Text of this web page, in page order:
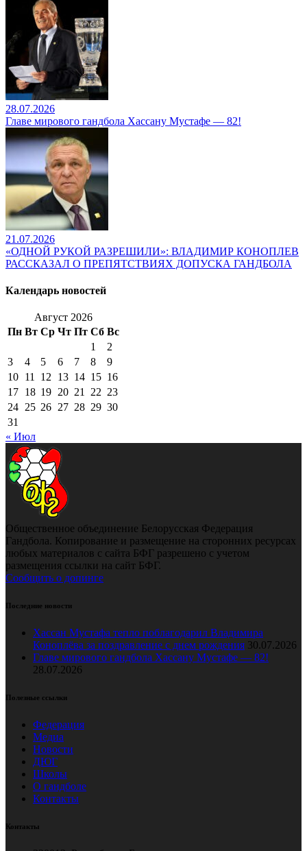
28.07.2026
Главе мирового гандбола Хассану Мустафе — 82!
21.07.2026
«ОДНОЙ РУКОЙ РАЗРЕШИЛИ»: ВЛАДИМИР КОНОПЛЕВ
РАССКАЗАЛ О ПРЕПЯТСТВИЯХ ДОПУСКА ГАНДБОЛА
Календарь новостей
Август 2026
Пн Вт Ср Чт Пт Сб Вс
1
2
3
4 5 6 7 8
9
10 11 12 13 14 15 16
17 18 19 20 21 22 23
24 25 26 27 28 29 30
31
« Июл
Общественное объединение Белорусская Федерация
Гандбола. Копирование и размещение на сторонних ресурсах
любых материалов с сайта БФГ разрешено с учетом
размещения ссылки на сайт БФГ.
Сообщить о допинге
Последние новости
Хассан Мустафа тепло поблагодарил Владимира
Коноплёва за поздравление с днем рождения 30.07.2026
Главе мирового гандбола Хассану Мустафе — 82!
28.07.2026
Полезные ссылки
Федерация
Медиа
Новости
ДЮГ
Школы
О гандболе
Контакты
Контакты